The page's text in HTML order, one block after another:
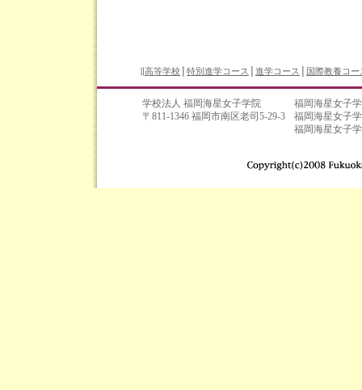
∥高等学校 特別進学コース 進学コース 国際教養コー
学校法人 福岡海星女子学院
〒811-1346 福岡市南区老司5-29-3
福岡海星女子
福岡海星女子
福岡海星女子